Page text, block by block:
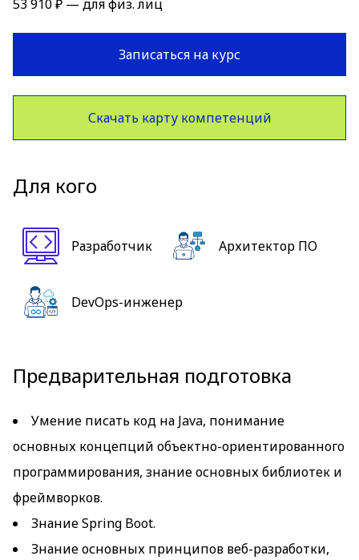
53 910 ₽ — для физ. лиц
Записаться на курс
Скачать карту компетенций
Для кого
Разработчик Архитектор ПО
DevOps-инженер
Предварительная подготовка
Умение писать код на Java, понимание
основных концепций объектно-ориентированного
программирования, знание основных библиотек и
фреймворков.
Знание Spring Boot.
Знание основных принципов веб-разработки,